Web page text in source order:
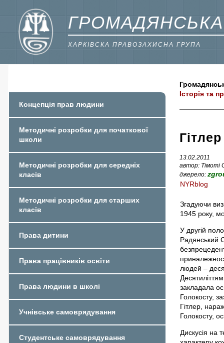
ГРОМАДЯНСЬКА
ХАРКІВСКА ПРАВОЗАХИСНА ГРУПА
Історія та
13.02.2011
автор: Тімоті
джерело:
NYRblog
Згадуючи
1945 року,
У другій
Радянський
людей –
закладала
Голокосту,
Гітлер,
Голокосту,
Дискусія на
Концепція прав людини
Методичні розробки для початкової
школи
Методичні розробки для середніх
класів
Методичні розробки для старших
класів
Права дитини
Права працівників освіти
Права людини в школі
Учнівське самоврядування
Студентське самоврядування